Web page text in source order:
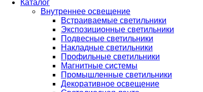
Каталог
Внутреннее освещение
Встраиваемые светильники
Экспозиционные светильники
Подвесные светильники
Накладные светильники
Профильные светильники
Магнитные системы
Промышленные светильники
Декоративное освещение